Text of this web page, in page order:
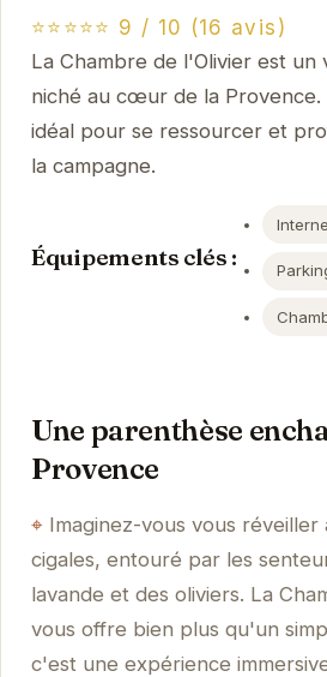
⭐⭐⭐⭐⭐ 9 / 10 (16 avis)
La Chambre de l'Olivier est un
niché au cœur de la
idéal pour se ressourcer et
la campagne.
Équipements clés :
Une parenthèse
Provence
Imaginez-vous vous réveiller
cigales, entouré par les
lavande et des oliviers. La
vous offre bien plus qu'un
c'est une expérience